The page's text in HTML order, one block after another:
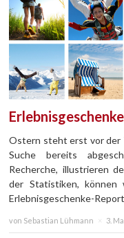
Ostern steht erst vor der
Suche bereits
Recherche, illustrieren
der Statistiken, können
Erlebnisgeschenke-
von Sebastian Lühmann 3.